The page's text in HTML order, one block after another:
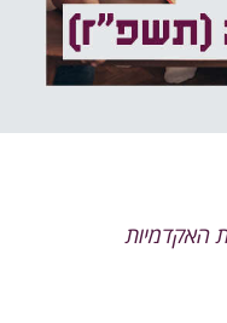
האקדמיות